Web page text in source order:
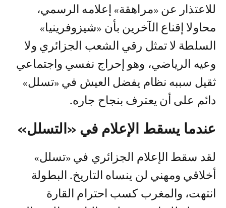
للاعتذار عن «مراهقة» إعلامه الرسمي،
محاولا إقناع الآخرين بأن «شيزوفرينيا»
السلطة لا تمثل رقي الشعب الجزائري ولا
وعيه الرياضي، وهو إحراج نفسي واجتماعي
ثقيل سببه نظام يفضل العيش في «تسلل»
دائم على أن يعترف بنجاح جاره.
عندما يسقط الإعلام في «التسلل»
لقد سقط الإعلام الجزائري في «تسلل»
أخلاقي ومهني لن ينساه التاريخ. البطولة
انتهت، والمغرب كسب احترام القارة